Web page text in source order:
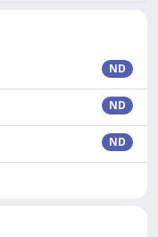
ND
ND
ND